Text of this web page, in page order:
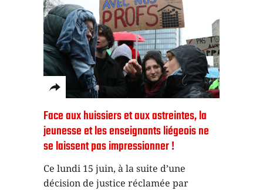
Face aux huissiers et aux astreintes, la
jeunesse et les enseignants liégeois ne
se laissent pas impressionner !
Ce lundi 15 juin, à la suite d’une
décision de justice réclamée par